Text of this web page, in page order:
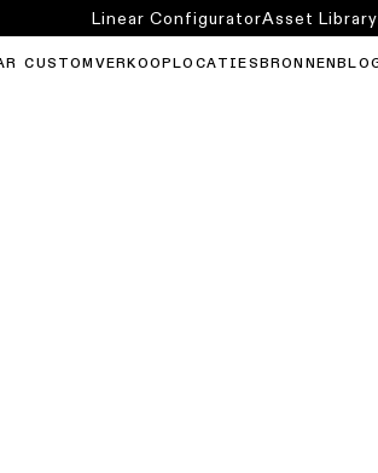
CUSTOM VERKOOPLOCATIES BRONNEN
Linear ConfiguratorAsset Library